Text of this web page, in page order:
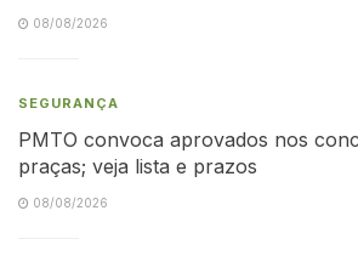
08/08/2026
SEGURANÇA
PMTO convoca aprovados nos
praças; veja lista e prazos
08/08/2026